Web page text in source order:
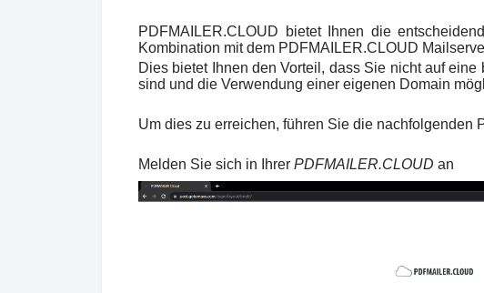
PDFMAILER.CLOUD bietet Ihnen die
Kombination mit dem PDFMAILER.CLOUD
Dies bietet Ihnen den Vorteil, dass Sie nicht auf
sind und die Verwendung einer eigenen Domain
Um dies zu erreichen, führen Sie die nachfolgenden
Melden Sie sich in Ihrer PDFMAILER.CLOUD an